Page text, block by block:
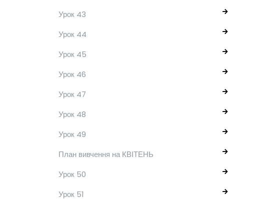
Урок 43
Урок 44
Урок 45
Урок 46
Урок 47
Урок 48
Урок 49
План вивчення на КВІТЕНЬ
Урок 50
Урок 51